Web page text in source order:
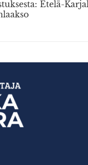
Etelä-